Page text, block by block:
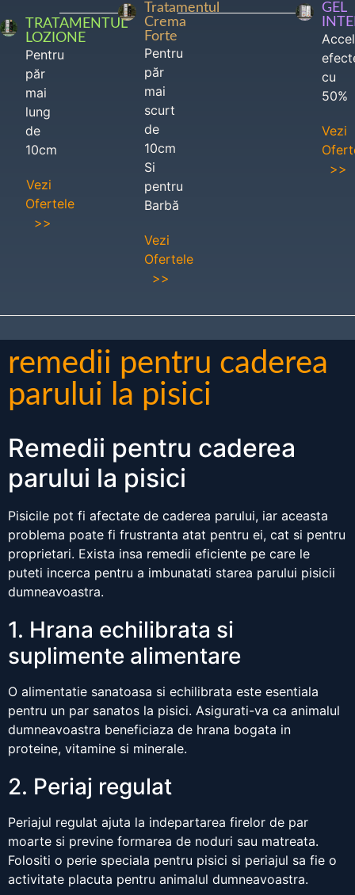
TRATAMENTUL
LOZIONE
Pentru
păr
mai
lung
de
10cm
Vezi
Ofertele
>>
Tratamentul
Crema
Forte
Pentru
păr
mai
scurt
de
10cm
Si
pentru
Barbă
Vezi
Ofertele
>>
GEL
cu
50%
Vezi
>>
remedii pentru caderea
parului la pisici
Remedii pentru caderea
parului la pisici
Pisicile pot fi afectate de caderea parului, iar aceasta
problema poate fi frustranta atat pentru ei, cat si pentru
proprietari. Exista insa remedii eficiente pe care le
puteti incerca pentru a imbunatati starea parului pisicii
dumneavoastra.
1. Hrana echilibrata si
suplimente alimentare
O alimentatie sanatoasa si echilibrata este esentiala
pentru un par sanatos la pisici. Asigurati-va ca animalul
dumneavoastra beneficiaza de hrana bogata in
proteine, vitamine si minerale.
2. Periaj regulat
Periajul regulat ajuta la indepartarea firelor de par
moarte si previne formarea de noduri sau matreata.
Folositi o perie speciala pentru pisici si periajul sa fie o
activitate placuta pentru animalul dumneavoastra.